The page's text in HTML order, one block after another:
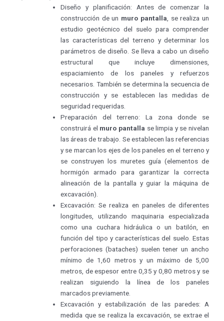
Diseño y planificación: Antes de comenzar la
construcción de un muro pantalla , se realiza un
estudio geotécnico del suelo para comprender
las características del terreno y determinar los
parámetros de diseño. Se lleva a cabo un diseño
estructural que incluye dimensiones,
espaciamiento de los paneles y refuerzos
necesarios. También se determina la secuencia de
construcción y se establecen las medidas de
seguridad requeridas.
Preparación del terreno: La zona donde se
construirá el muro pantalla se limpia y se nivelan
las áreas de trabajo. Se establecen las referencias
y se marcan los ejes de los paneles en el terreno y
se construyen los muretes guía (elementos de
hormigón armado para garantizar la correcta
alineación de la pantalla y guiar la máquina de
excavación).
Excavación: Se realiza en paneles de diferentes
longitudes, utilizando maquinaria especializada
como una cuchara hidráulica o un batilón, en
función del tipo y características del suelo. Estas
perforaciones (bataches) suelen tener un ancho
mínimo de 1,60 metros y un máximo de 5,00
metros, de espesor entre 0,35 y 0,80 metros y se
realizan siguiendo la línea de los paneles
marcados previamente.
Excavación y estabilización de las paredes: A
medida que se realiza la excavación, se extrae el